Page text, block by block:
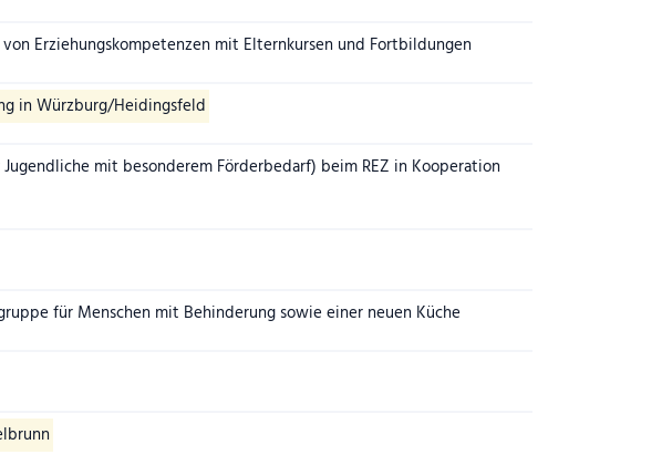
Erziehungskompetenzen mit Elternkursen und Fortbildungen
in Würzburg/Heidingsfeld
mit besonderem Förderbedarf) beim REZ in Kooperation
für Menschen mit Behinderung sowie einer neuen Küche